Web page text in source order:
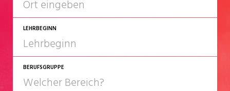
LEHRBEGINN
2027
BERUFSGRUPPE